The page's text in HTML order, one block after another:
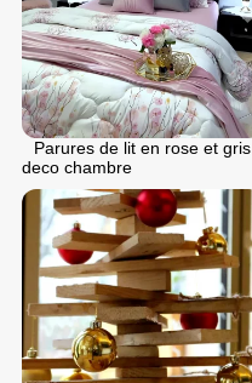
Parures de lit en rose et gris
deco chambre